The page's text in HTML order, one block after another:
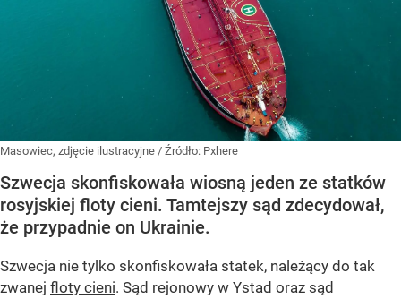
Masowiec, zdjęcie ilustracyjne / Źródło: Pxhere
Szwecja skonfiskowała wiosną jeden ze statków
rosyjskiej floty cieni. Tamtejszy sąd zdecydował,
że przypadnie on Ukrainie.
Szwecja nie tylko skonfiskowała statek, należący do tak
zwanej floty cieni. Sąd rejonowy w Ystad oraz sąd